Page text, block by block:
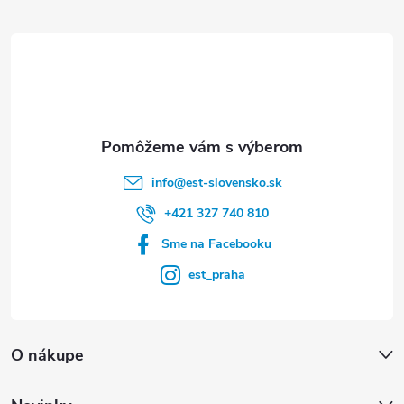
O nákupe
info@est-slovensko.sk
+421 327 740 810
Sme na Facebooku
est_praha